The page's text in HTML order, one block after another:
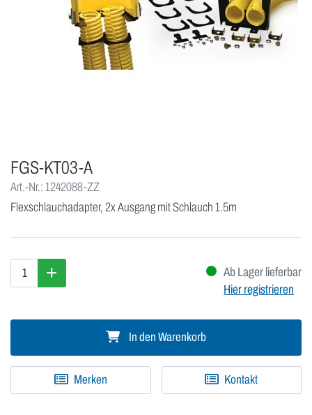
FGS-KT03-A
Art.-Nr.: 1242088-ZZ
Flexschlauchadapter, 2x Ausgang mit Schlauch 1.5m
Ab Lager lieferbar
Hier registrieren
In den Warenkorb
Merken Kontakt